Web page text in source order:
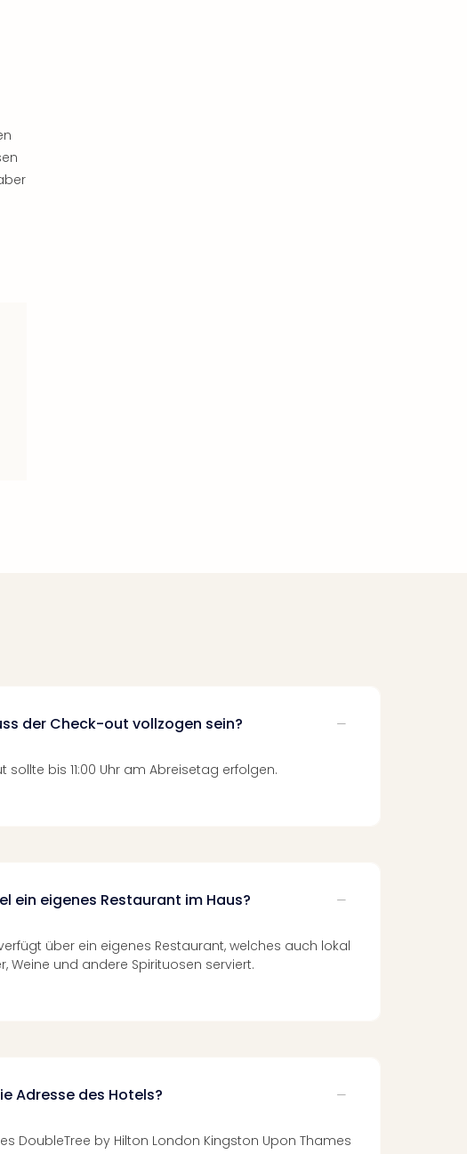
der Check-out vollzogen sein?
sollte bis 11:00 Uhr am Abreisetag erfolgen.
ein eigenes Restaurant im Haus?
über ein eigenes Restaurant, welches auch lokal
Weine und andere Spirituosen serviert.
Adresse des Hotels?
DoubleTree by Hilton London Kingston Upon Thames